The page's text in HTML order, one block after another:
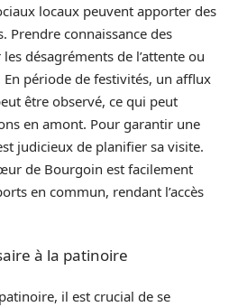
locaux peuvent apporter des
Prendre connaissance des
désagréments de l’attente ou
En période de festivités, un afflux
être observé, ce qui peut
en amont. Pour garantir une
judicieux de planifier sa visite.
de Bourgoin est facilement
en commun, rendant l’accès
à la patinoire
il est crucial de se